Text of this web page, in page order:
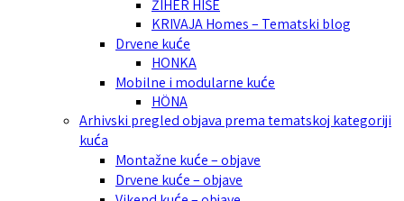
ŽIHER HIŠE
KRIVAJA Homes – Tematski blog
Drvene kuće
HONKA
Mobilne i modularne kuće
HÖNA
Arhivski pregled objava prema tematskoj kategoriji
kuća
Montažne kuće – objave
Drvene kuće – objave